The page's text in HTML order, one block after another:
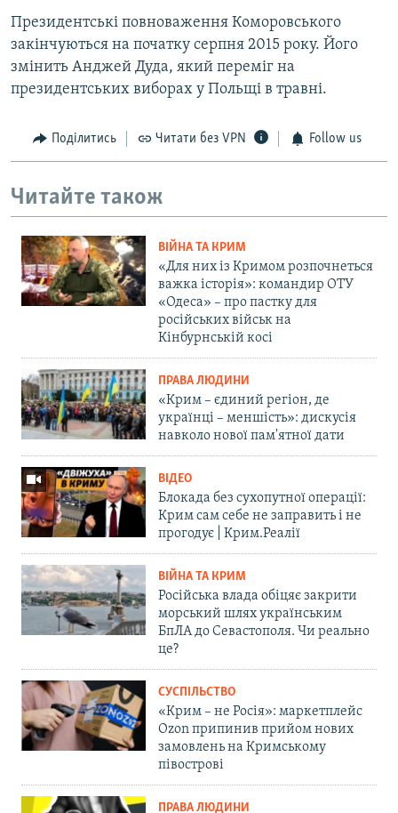
Президентські повноваження Коморовського
закінчуються на початку серпня 2015 року. Його
змінить Анджей Дуда, який переміг на
президентських виборах у Польщі в травні.
Поділитись Читати без VPN Follow us
Читайте також
ВІЙНА ТА КРИМ
«Для них із Кримом розпочнеться
важка історія»: командир ОТУ
«Одеса» – про пастку для
російських військ на
Кінбурнській косі
ПРАВА ЛЮДИНИ
«Крим – єдиний регіон, де
українці – меншість»: дискусія
навколо нової пам'ятної дати
ВІДЕО
Блокада без сухопутної операції:
Крим сам себе не заправить і не
прогодує | Крим.Реалії
ВІЙНА ТА КРИМ
Російська влада обіцяє закрити
морський шлях українським
БпЛА до Севастополя. Чи реально
це?
СУСПІЛЬСТВО
«Крим – не Росія»: маркетплейс
Ozon припинив прийом нових
замовлень на Кримському
півострові
ПРАВА ЛЮДИНИ